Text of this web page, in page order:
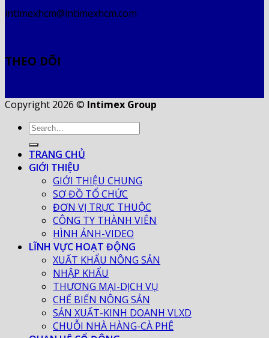
intimexhcm@intimexhcm.com
THEO DÕI
Copyright 2026 © Intimex Group
TRANG CHỦ
GIỚI THIỆU
GIỚI THIỆU CHUNG
SƠ ĐỒ TỔ CHỨC
ĐƠN VỊ TRỰC THUỘC
CÔNG TY THÀNH VIÊN
HÌNH ẢNH-VIDEO
LĨNH VỰC HOẠT ĐỘNG
XUẤT KHẨU NÔNG SẢN
NHẬP KHẨU
THƯƠNG MẠI-DỊCH VỤ
CHẾ BIẾN NÔNG SẢN
SẢN XUẤT-KINH DOANH VLXD
CHUỖI NHÀ HÀNG-CÀ PHÊ